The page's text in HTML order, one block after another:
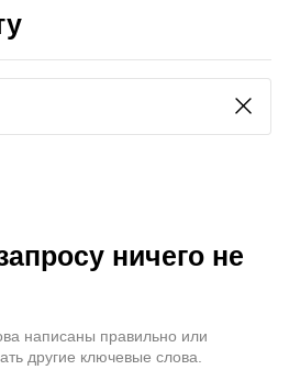
ничего не
написаны правильно или
другие ключевые слова.